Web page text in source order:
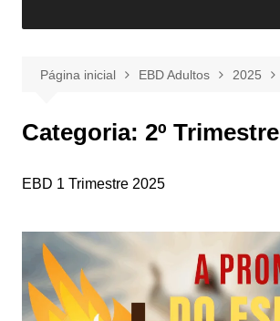
Página inicial EBD Adultos 2025
Categoria: 2º Trimestre
EBD 1 Trimestre 2025